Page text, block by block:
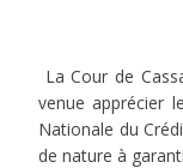
La Cour de
venue apprécier
Nationale du
de nature à